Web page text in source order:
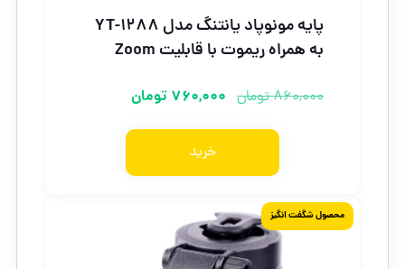
پایه مونوپاد یانتنگ مدل YT-1288
به همراه ریموت با قابلیت Zoom
860,000تومان 760,000 تومان
خرید
محصول شگفت انگیز